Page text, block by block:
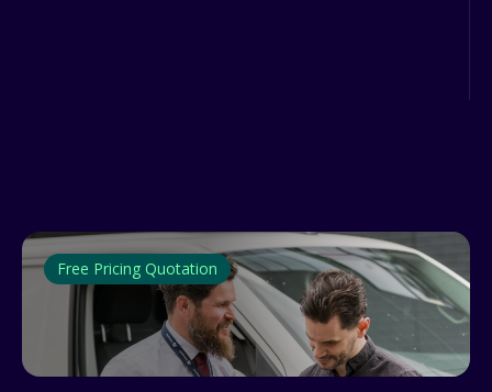
Free Pricing Quotation